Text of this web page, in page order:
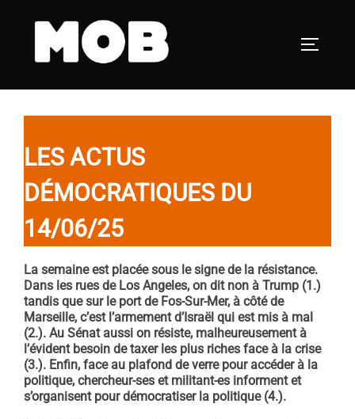
LES ACTUS
DÉMOCRATIQUES DU
14/06/25
La semaine est placée sous le signe de la résistance.
Dans les rues de Los Angeles, on dit non à Trump (1.)
tandis que sur le port de Fos-Sur-Mer, à côté de
Marseille, c’est l’armement d’Israël qui est mis à mal
(2.). Au Sénat aussi on résiste, malheureusement à
l’évident besoin de taxer les plus riches face à la crise
(3.). Enfin, face au plafond de verre pour accéder à la
politique, chercheur-ses et militant-es informent et
s’organisent pour démocratiser la politique (4.).